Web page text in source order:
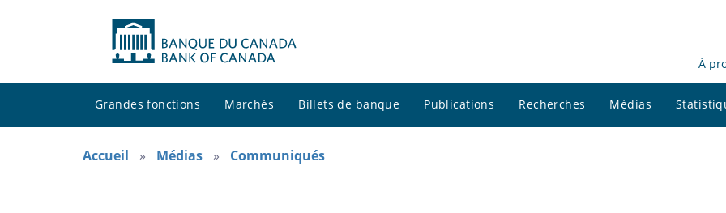
À
Grandes fonctions Marchés Billets de banque Publications Recherches Médias
Accueil Médias Communiqués